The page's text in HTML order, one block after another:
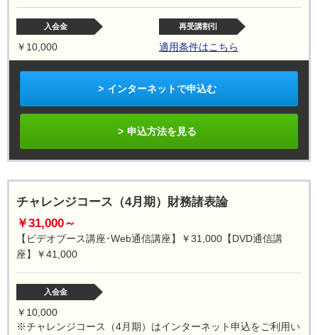
入会金
￥10,000
再受講割引
適用条件はこちら
インターネットで申込む
申込方法を見る
チャレンジコース（4月期）財務諸表論
￥31,000～
【ビデオブース講座･Web通信講座】￥31,000【DVD通信講
座】￥41,000
入会金
￥10,000
※チャレンジコース（4月期）はインターネット申込をご利用い